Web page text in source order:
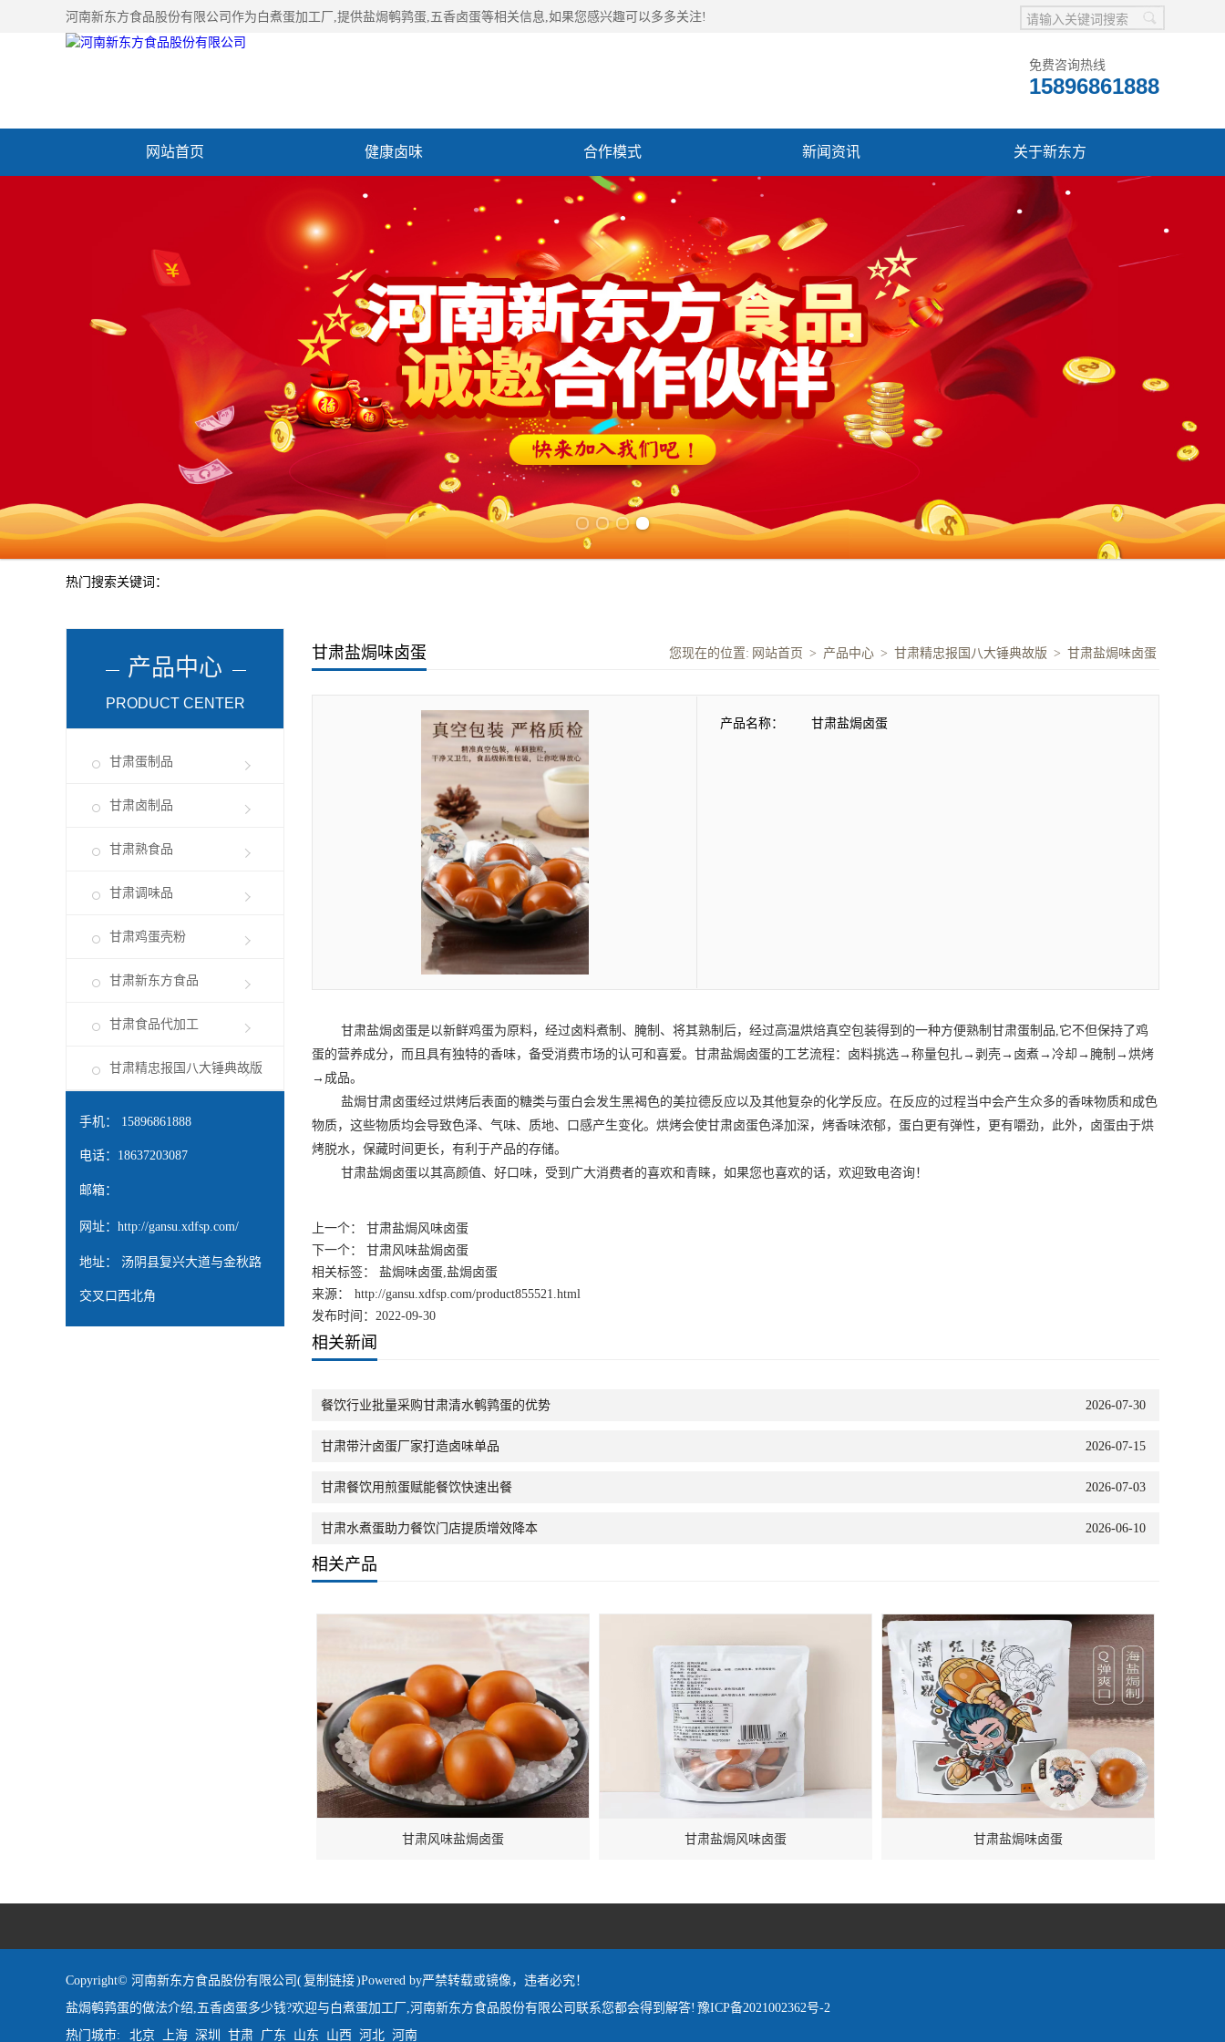
河南新东方食品股份有限公司作为 白煮蛋加工厂 ,提供盐焗鹌鹑蛋,五香卤蛋等相关信息,如果您感兴趣可以多多关注!
免费咨询热线
15896861888
网站首页 健康卤味 合作模式 新闻资讯 关于新东方
联系我们
热门搜索关键词：
产品中心
PRODUCT CENTER
甘肃蛋制品
甘肃卤制品
甘肃熟食品
甘肃调味品
甘肃鸡蛋壳粉
甘肃新东方食品
甘肃食品代加工
甘肃精忠报国八大锤典故版
手机： 15896861888
电话：18637203087
邮箱：
网址： http://gansu.xdfsp.com/
地址： 汤阴县复兴大道与金秋路
交叉口西北角
甘肃盐焗味卤蛋 您现在的位置: 网站首页 > 产品中心 > 甘肃精忠报国八大锤典故版 > 甘肃盐焗味卤蛋
产品名称： 甘肃盐焗卤蛋
甘肃盐焗卤蛋是以新鲜鸡蛋为原料，经过卤料煮制、腌制、将其熟制后，经过高温烘焙真空包装得到的一种方便熟制 甘肃蛋制品,它不但保持了鸡
蛋的营养成分，而且具有独特的香味，备受消费市场的认可和喜爱。 甘肃盐焗卤蛋的工艺流程：卤料挑选→称量包扎→剥壳→卤煮→冷却→腌制→烘烤
→成品。
盐焗甘肃卤蛋经过烘烤后表面的糖类与蛋白会发生黑褐色的美拉德反应以及其他复杂的化学反应。在反应的过程当中会产生众多的香味物质和成色
物质，这些物质均会导致色泽、气味、质地、口感产生变化。烘烤会使甘肃卤蛋色泽加深，烤香味浓郁，蛋白更有弹性，更有嚼劲，此外，卤蛋由于烘
烤脱水，保藏时间更长，有利于产品的存储。
甘肃盐焗卤蛋以其高颜值、好口味，受到广大消费者的喜欢和青睐，如果您也喜欢的话，欢迎致电咨询！
上一个：
甘肃盐焗风味卤蛋
下一个：
甘肃风味盐焗卤蛋
相关标签： 盐焗味卤蛋,盐焗卤蛋
来源：
http://gansu.xdfsp.com/product855521.html
发布时间：2022-09-30
相关新闻
2026-07-30
餐饮行业批量采购甘肃清水鹌鹑蛋的优势
2026-07-15
甘肃带汁卤蛋厂家打造卤味单品
2026-07-03
甘肃餐饮用煎蛋赋能餐饮快速出餐
2026-06-10
甘肃水煮蛋助力餐饮门店提质增效降本
相关产品
甘肃风味盐焗卤蛋 甘肃盐焗风味卤蛋 甘肃盐焗味卤蛋
Copyright© 河南新东方食品股份有限公司(复制链接)Powered by严禁转载或镜像，违者必究！
盐焗鹌鹑蛋的做法介绍,五香卤蛋多少钱?欢迎与白煮蛋加工厂,河南新东方食品股份有限公司联系您都会得到解答! 豫ICP备2021002362号-2
热门城市:
北京 上海 深圳 甘肃 广东 山东 山西 河北 河南